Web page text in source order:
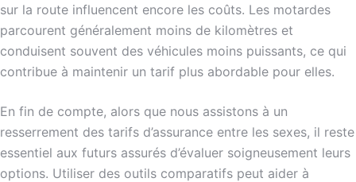
sur la route influencent encore les coûts. Les motardes
parcourent généralement moins de kilomètres et
conduisent souvent des véhicules moins puissants, ce qui
contribue à maintenir un tarif plus abordable pour elles.
En fin de compte, alors que nous assistons à un
resserrement des tarifs d’assurance entre les sexes, il reste
essentiel aux futurs assurés d’évaluer soigneusement leurs
options. Utiliser des outils comparatifs peut aider à